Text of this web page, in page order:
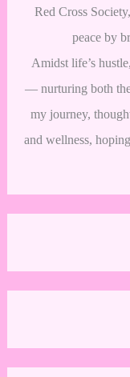
Red Cross
peace by
Amidst life’s
— nurturing both
my journey,
and wellness,